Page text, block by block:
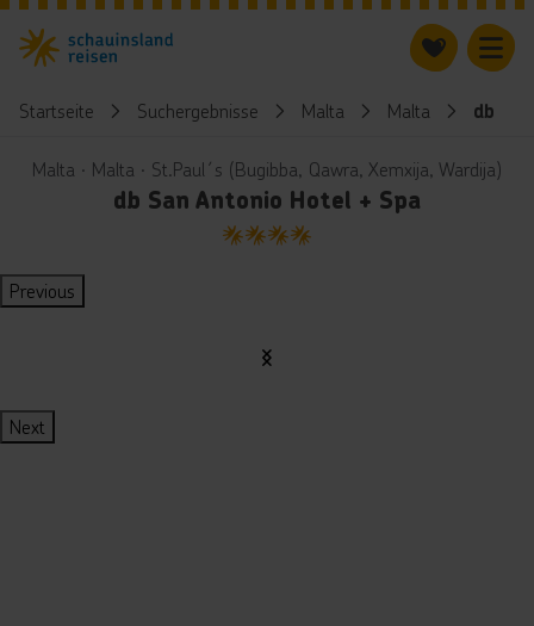
Startseite Suchergebnisse Malta Malta db
Malta ∙ Malta ∙ St.Paul´s (Bugibba, Qawra, Xemxija, Wardija)
db San Antonio Hotel + Spa
4
Previous
Next